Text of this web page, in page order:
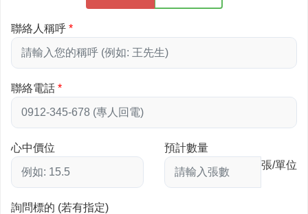
聯絡人稱呼
聯絡電話
心中價位
預計數量
張/單位
詢問標的 (若有指定)